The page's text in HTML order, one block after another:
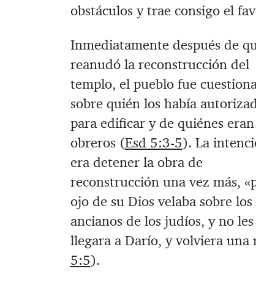
obstáculos y trae consigo el
Inmediatamente después de
reanudó la reconstrucción del
templo, el pueblo fue
sobre quién los había
para edificar y de quiénes
obreros (Esd 5:3-5). La
era detener la obra de
reconstrucción una vez más,
ojo de su Dios velaba sobre los
ancianos de los judíos, y no
llegara a Darío, y volviera una
5:5).